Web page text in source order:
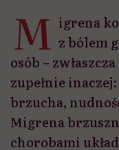
M igrena
z bólem
osób –
zupełnie
brzucha,
Migrena
chorobami